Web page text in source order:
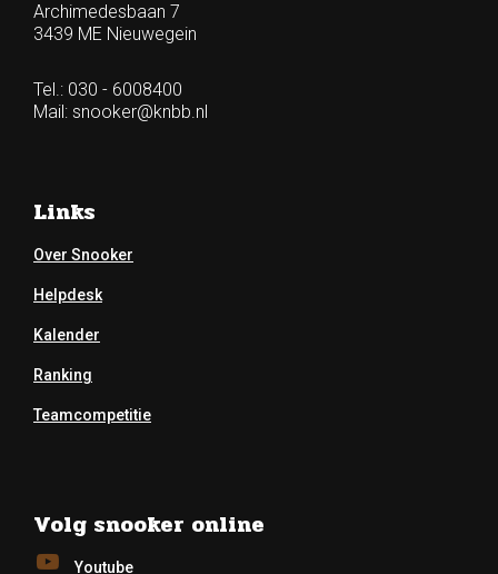
Archimedesbaan 7
3439 ME Nieuwegein
Tel.: 030 - 6008400
Mail: snooker@knbb.nl
Links
Over Snooker
Helpdesk
Kalender
Ranking
Teamcompetitie
Volg snooker online
Youtube